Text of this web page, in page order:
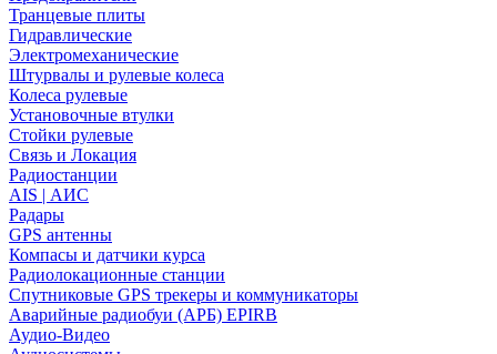
Транцевые плиты
Гидравлические
Электромеханические
Штурвалы и рулевые колеса
Колеса рулевые
Установочные втулки
Стойки рулевые
Связь и Локация
Радиостанции
AIS | АИС
Радары
GPS антенны
Компасы и датчики курса
Радиолокационные станции
Спутниковые GPS трекеры и коммуникаторы
Аварийные радиобуи (АРБ) EPIRB
Аудио-Видео